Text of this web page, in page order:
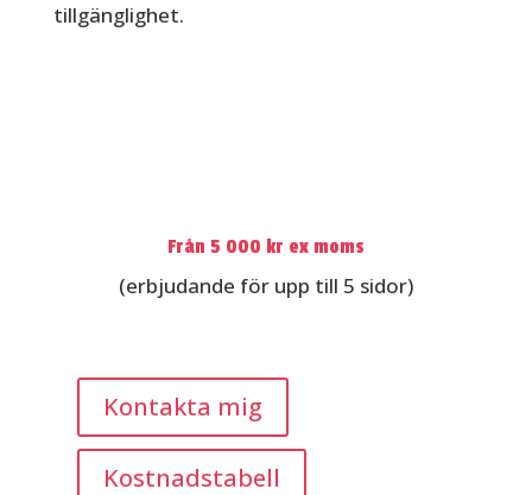
tillgänglighet.
Från 5 000 kr ex moms
(erbjudande för upp till 5 sidor)
Kontakta mig
Kostnadstabell